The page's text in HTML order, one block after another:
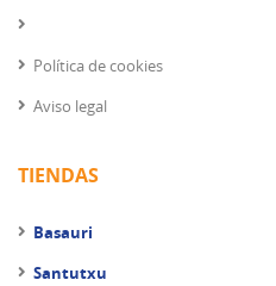
Política de cookies
Aviso legal
TIENDAS
Basauri
Santutxu